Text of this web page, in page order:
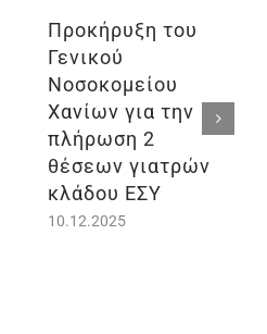
Προκήρυξη του
Γενικού
Νοσοκομείου
Χανίων για την
πλήρωση 2
θέσεων γιατρών
κλάδου ΕΣΥ
10.12.2025